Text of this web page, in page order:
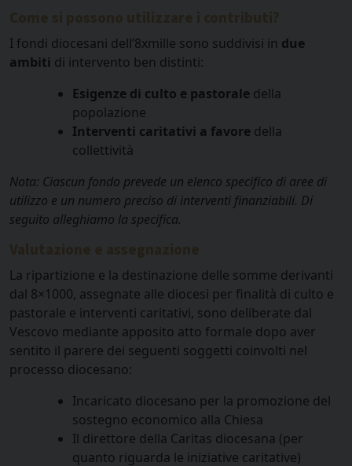
I fondi diocesani dell’8xmille sono suddivisi in due
ambiti di intervento ben distinti:
Esigenze di culto e pastorale della
popolazione
Interventi caritativi a favore della
collettività
Nota: Ciascun fondo prevede un elenco specifico di aree di
utilizzo e un numero preciso di interventi finanziabili. Di
seguito alleghiamo la specifica.
La ripartizione e la destinazione delle somme derivanti
dal 8×1000, assegnate alle diocesi per finalità di culto e
pastorale e interventi caritativi, sono deliberate dal
Vescovo mediante apposito atto formale dopo aver
sentito il parere dei seguenti soggetti coinvolti nel
processo diocesano:
Incaricato diocesano per la promozione del
sostegno economico alla Chiesa
Il direttore della Caritas diocesana (per
quanto riguarda le iniziative caritative)